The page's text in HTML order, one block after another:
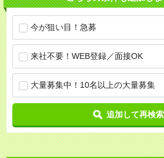
今が狙い目！急募
来社不要！WEB登録／面接OK
大量募集中！10名以上の大量募集
追加して再検索